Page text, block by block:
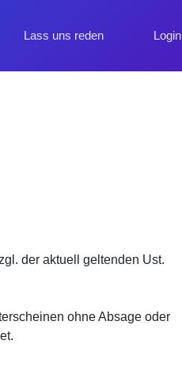
Lass uns reden Login
der aktuell geltenden Ust.
ohne Absage oder